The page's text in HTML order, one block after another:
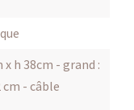
x h 38cm - grand :
cm - câble